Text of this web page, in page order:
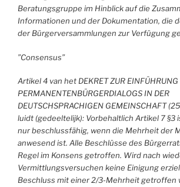
Beratungsgruppe im Hinblick auf die
Informationen und der Dokumentation, die
der Bürgerversammlungen zur Verfügung
”Consensus”
Artikel 4 van het DEKRET ZUR EINFÜHRUNG
PERMANENTENBÜRGERDIALOGS IN DER
DEUTSCHSPRACHIGEN GEMEINSCHAFT
luidt (gedeeltelijk): Vorbehaltlich Artikel 7 §3
nur beschlussfähig, wenn die Mehrheit der
anwesend ist. Alle Beschlüsse des
Regel im Konsens getroffen. Wird nach
Vermittlungsversuchen keine Einigung
Beschluss mit einer 2/3-Mehrheit getroffen